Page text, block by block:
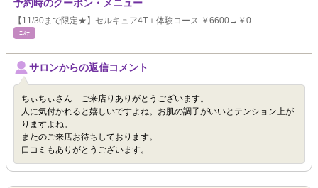
予約時のクーポン・メニュー
【11/30まで限定★】セルキュア4T＋体験コース ￥6600→￥0
ｴｽﾃ
サロンからの返信コメント
ちぃちぃさん ご来店りありがとうございます。
人に気付かれると嬉しいですよね。お肌の調子がいいとテンション上が
りますよね。
またのご来店お待ちしております。
口コミもありがとうございます。